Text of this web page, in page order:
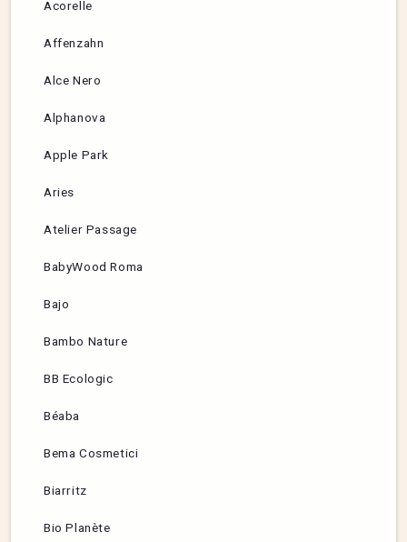
Acorelle
Affenzahn
Alce Nero
Alphanova
Apple Park
Aries
Atelier Passage
BabyWood Roma
Bajo
Bambo Nature
BB Ecologic
Béaba
Bema Cosmetici
Biarritz
Bio Planète